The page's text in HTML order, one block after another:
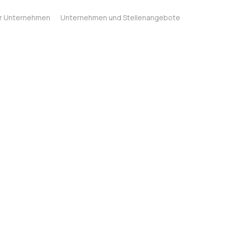
Unternehmen Unternehmen und Stellenangebote